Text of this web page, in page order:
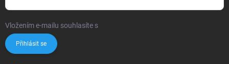
Vložením e-mailu souhlasíte s
Přihlásit se